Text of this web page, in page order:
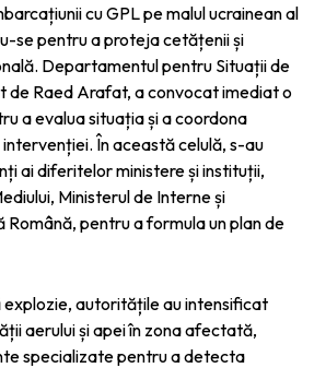
cu GPL pe malul ucrainean al
se pentru a proteja cetățenii și
Departamentul pentru Situații de
de Raed Arafat, a convocat imediat o
a evalua situația și a coordona
În această celulă, s-au
ai diferitelor ministere și instituții,
Ministerul de Interne și
pentru a formula un plan de
explozie, autoritățile au intensificat
aerului și apei în zona afectată,
specializate pentru a detecta